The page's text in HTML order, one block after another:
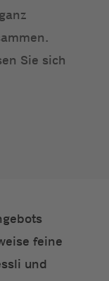
Sie sich
feine
und